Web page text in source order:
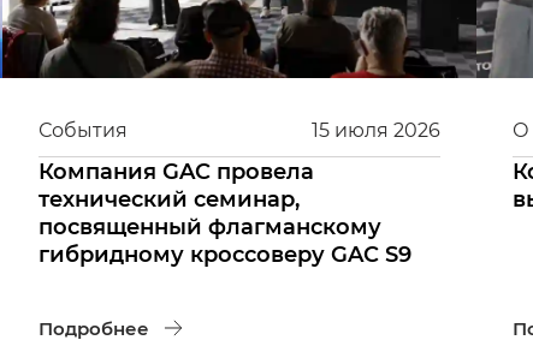
15 июля 2026
События
Компания GAC провела
технический семинар,
посвященный флагманскому
гибридному кроссоверу GAC S9
Подробнее
О